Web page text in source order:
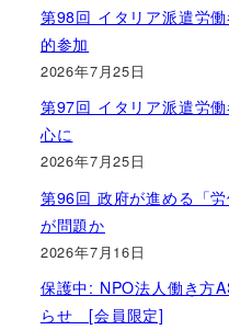
第98回 イタリア派遣労
的参加
2026年7月25日
第97回 イタリア派遣労
心に
2026年7月25日
第96回 政府が進める「
が問題か
2026年7月16日
保護中: NPO法人働き方
らせ [会員限定]